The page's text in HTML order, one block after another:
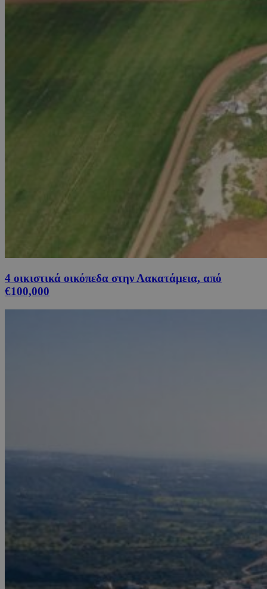
4 οικιστικά οικόπεδα στην Λακατάμεια, από
€100,000